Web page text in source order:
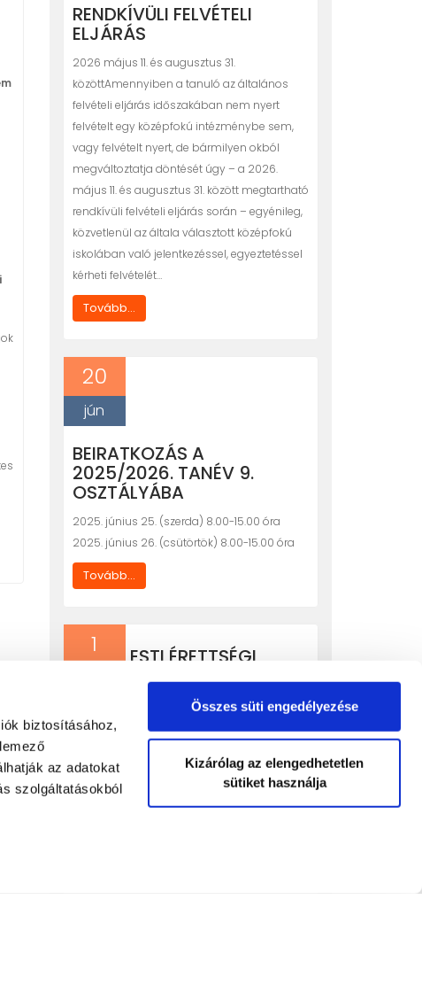
biztosításához,
az adatokat
szolgáltatásokból
Összes süti engedélyezése
Kizárólag az elengedhetetlen
sütiket használja
RENDKÍVÜLI FELVÉTELI
ELJÁRÁS
2026 május 11. és augusztus 31.
közöttAmennyiben a tanuló az általános
felvételi eljárás időszakában nem nyert
felvételt egy középfokú intézménybe sem,
vagy felvételt nyert, de bármilyen okból
megváltoztatja döntését úgy – a 2026.
május 11. és augusztus 31. között megtartható
rendkívüli felvételi eljárás során – egyénileg,
közvetlenül az általa választott középfokú
iskolában való jelentkezéssel, egyeztetéssel
kérheti felvételét…
Tovább...
20
jún
BEIRATKOZÁS A
2025/2026. TANÉV 9.
OSZTÁLYÁBA
2025. június 25. (szerda) 8.00-15.00 óra
2025. június 26. (csütörtök) 8.00-15.00 óra
Tovább...
1 ESTI ÉRETTSÉGI
Esti érettségire való beiratkozás
idõpontja: 2024.09.03. (kedd) 14.30A
beiratkozásra kérem, mindenki hozza
lakcímkártyáját TAJ kártyáját,
adóigazolványát oktatási azonosítóját
tartalmazó kártyáját (diákigazolvány)